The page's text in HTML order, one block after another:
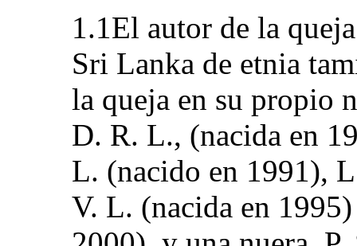
1.1El autor de la
Sri Lanka de etnia
la queja en su propio
D. R. L., (nacida en
L. (nacido en 1991),
V. L. (nacida en